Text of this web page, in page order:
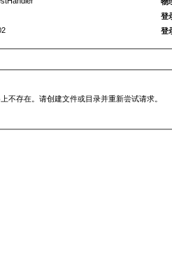
登
登
不存在。请创建文件或目录并重新尝试请求。